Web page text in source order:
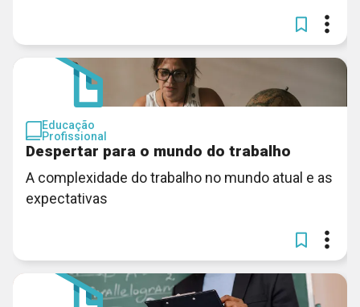
Educação
Profissional
Despertar para o mundo do trabalho
A complexidade do trabalho no mundo atual e as
expectativas